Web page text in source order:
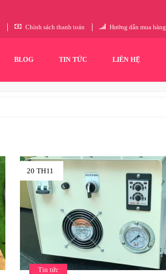
Chính sách thanh toán Hướng dẫn mua hàng
BLOG TIN TỨC LIÊN HỆ
20 TH11
Tin tức